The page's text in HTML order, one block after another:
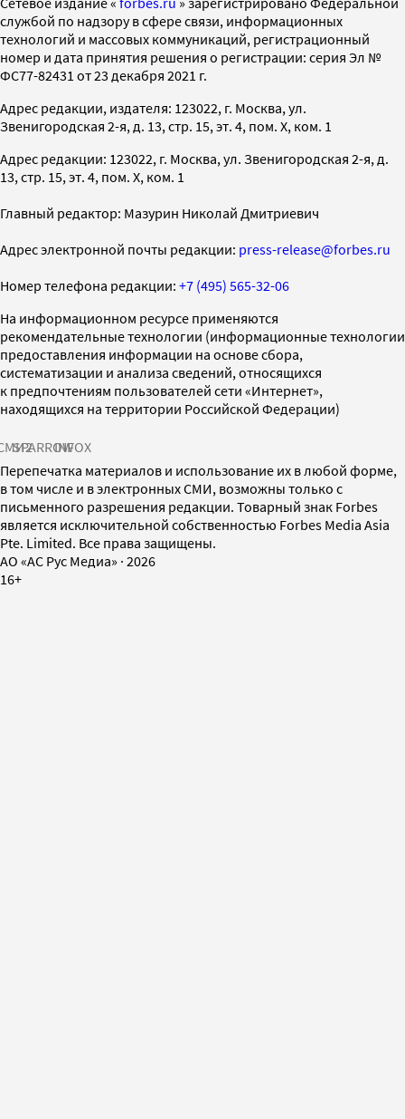
службой по надзору в сфере связи, информационных
технологий и массовых коммуникаций, регистрационный
номер и дата принятия решения о регистрации: серия Эл №
ФС77-82431 от 23 декабря 2021 г.
Адрес редакции, издателя: 123022, г. Москва, ул.
Звенигородская 2-я, д. 13, стр. 15, эт. 4, пом. X, ком. 1
Адрес редакции: 123022, г. Москва, ул. Звенигородская 2-я, д.
13, стр. 15, эт. 4, пом. X, ком. 1
Главный редактор: Мазурин Николай Дмитриевич
Адрес электронной почты редакции: press-release@forbes.ru
Номер телефона редакции: +7 (495) 565-32-06
На информационном ресурсе применяются
рекомендательные технологии (информационные технологии
предоставления информации на основе сбора,
систематизации и анализа сведений, относящихся
к предпочтениям пользователей сети «Интернет»,
находящихся на территории Российской Федерации)
SPARROWINFOX
Перепечатка материалов и использование их в любой форме,
в том числе и в электронных СМИ, возможны только с
письменного разрешения редакции. Товарный знак Forbes
является исключительной собственностью Forbes Media Asia
Pte. Limited. Все права защищены.
AO «АС Рус Медиа» · 2026
16+